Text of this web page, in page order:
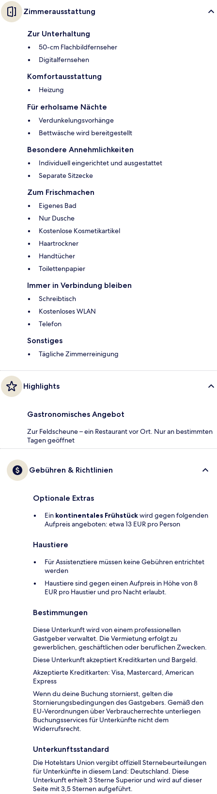
Zimmerausstattung
Zur Unterhaltung
50-cm Flachbildfernseher
Digitalfernsehen
Komfortausstattung
Heizung
Für erholsame Nächte
Verdunkelungsvorhänge
Bettwäsche wird bereitgestellt
Besondere Annehmlichkeiten
Individuell eingerichtet und ausgestattet
Separate Sitzecke
Zum Frischmachen
Eigenes Bad
Nur Dusche
Kostenlose Kosmetikartikel
Haartrockner
Handtücher
Toilettenpapier
Immer in Verbindung bleiben
Schreibtisch
Kostenloses WLAN
Telefon
Sonstiges
Tägliche Zimmerreinigung
Highlights
Gastronomisches Angebot
Zur Feldscheune – ein Restaurant vor Ort. Nur an bestimmten
Tagen geöffnet
Gebühren & Richtlinien
Optionale Extras
Ein kontinentales Frühstückwird gegen folgenden
Aufpreis angeboten: etwa 13 EUR pro Person
Haustiere
Für Assistenztiere müssen keine Gebühren entrichtet
werden
Haustiere sind gegen einen Aufpreis in Höhe von 8
EUR pro Haustier und pro Nacht erlaubt.
Bestimmungen
Diese Unterkunft wird von einem professionellen
Gastgeber verwaltet. Die Vermietung erfolgt zu
gewerblichen, geschäftlichen oder beruflichen Zwecken.
Diese Unterkunft akzeptiert Kreditkarten und Bargeld.
Akzeptierte Kreditkarten: Visa, Mastercard, American
Express
Wenn du deine Buchung stornierst, gelten die
Stornierungsbedingungen des Gastgebers. Gemäß den
EU-Verordnungen über Verbraucherrechte unterliegen
Buchungsservices für Unterkünfte nicht dem
Widerrufsrecht.
Unterkunftsstandard
Die Hotelstars Union vergibt offiziell Sternebeurteilungen
für Unterkünfte in diesem Land: Deutschland. Diese
Unterkunft erhielt 3 Sterne Superior und wird auf dieser
Seite mit 3,5 Sternen aufgeführt.